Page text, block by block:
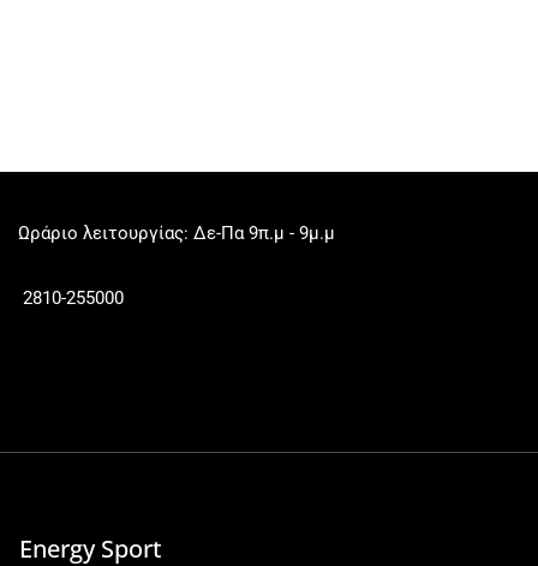
Ωράριο λειτουργίας: Δε-Πα 9π.μ - 9μ.μ
2810-255000
Energy Sport